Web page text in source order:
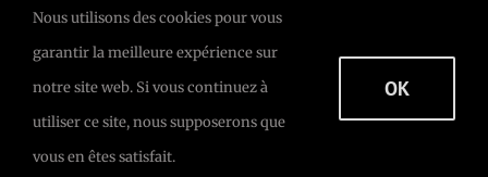
réservés |
Nous utilisons des cookies pour vous
garantir la meilleure expérience sur
notre site web. Si vous continuez à
utiliser ce site, nous supposerons que
vous en êtes satisfait.
OK